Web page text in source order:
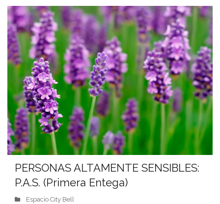
PERSONAS ALTAMENTE SENSIBLES:
P.A.S. (Primera Entega)
Espacio City Bell